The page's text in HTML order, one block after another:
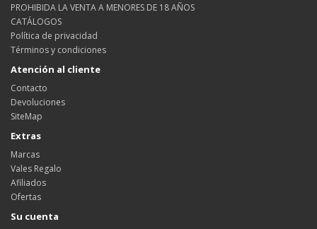
PROHIBIDA LA VENTA A MENORES DE 18 AÑOS
CATÁLOGOS
Política de privacidad
Términos y condiciones
Atención al cliente
Contacto
Devoluciones
SiteMap
Extras
Marcas
Vales Regalo
Afiliados
Ofertas
Su cuenta